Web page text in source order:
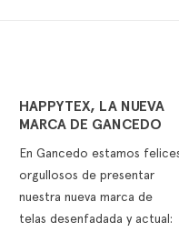
HAPPYTEX, LA NUEVA
MARCA DE GANCEDO
En Gancedo estamos
orgullosos de presentar
nuestra nueva marca de
telas desenfadada y actual: